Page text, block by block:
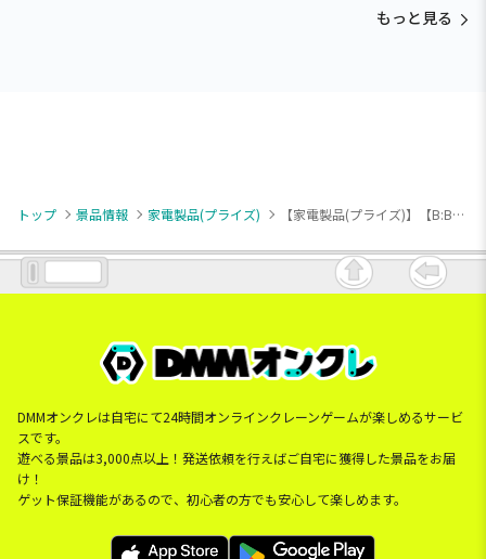
もっと見る
トップ 景品情報 家電製品(プライズ) 【家電製品(プライズ)】【B:BLACK】ノイズキャンセリングヘッドホン Quiet（クワイエット）
DMMオンクレは自宅にて24時間オンラインクレーンゲームが楽しめるサービ
スです。
遊べる景品は3,000点以上！発送依頼を行えばご自宅に獲得した景品をお届
け！
ゲット保証機能があるので、初心者の方でも安心して楽しめます。